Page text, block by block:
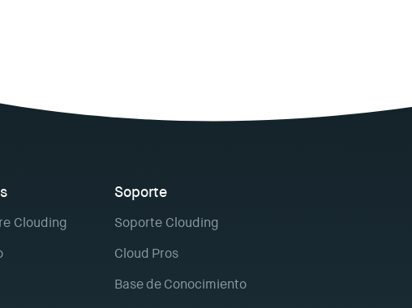
Clouding
Soporte
Soporte Clouding
Cloud Pros
Base de Conocimiento